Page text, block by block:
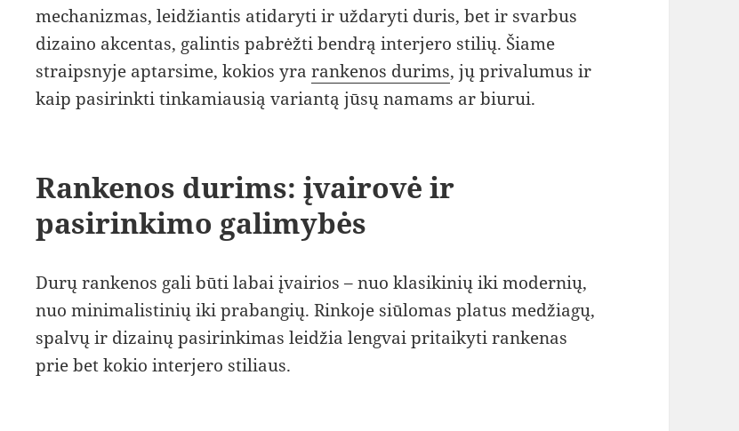
mechanizmas, leidžiantis atidaryti ir uždaryti duris, bet ir svarbus
dizaino akcentas, galintis pabrėžti bendrą interjero stilių. Šiame
straipsnyje aptarsime, kokios yrarankenos durims, jų privalumus ir
kaip pasirinkti tinkamiausią variantą jūsų namams ar biurui.
Rankenos durims: įvairovė ir
pasirinkimo galimybės
Durų rankenos gali būti labai įvairios – nuo klasikinių iki modernių,
nuo minimalistinių iki prabangių. Rinkoje siūlomas platus medžiagų,
spalvų ir dizainų pasirinkimas leidžia lengvai pritaikyti rankenas
prie bet kokio interjero stiliaus.